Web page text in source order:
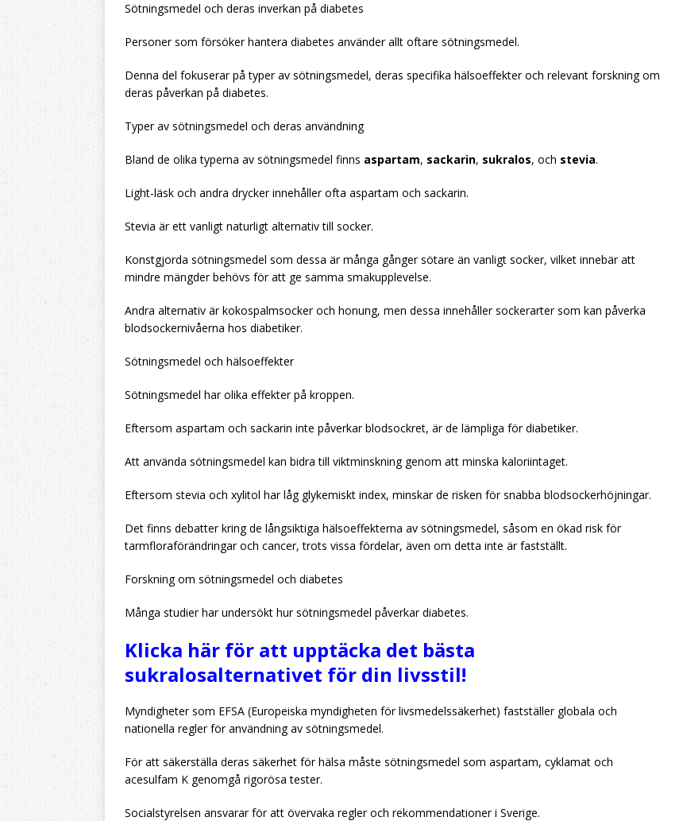
Sötningsmedel och deras inverkan på diabetes
Personer som försöker hantera diabetes använder allt oftare sötningsmedel.
Denna del fokuserar på typer av sötningsmedel, deras specifika hälsoeffekter och relevant forskning om
deras påverkan på diabetes.
Typer av sötningsmedel och deras användning
Bland de olika typerna av sötningsmedel finns aspartam, sackarin, sukralos, och stevia.
Light-läsk och andra drycker innehåller ofta aspartam och sackarin.
Stevia är ett vanligt naturligt alternativ till socker.
Konstgjorda sötningsmedel som dessa är många gånger sötare än vanligt socker, vilket innebär att
mindre mängder behövs för att ge samma smakupplevelse.
Andra alternativ är kokospalmsocker och honung, men dessa innehåller sockerarter som kan påverka
blodsockernivåerna hos diabetiker.
Sötningsmedel och hälsoeffekter
Sötningsmedel har olika effekter på kroppen.
Eftersom aspartam och sackarin inte påverkar blodsockret, är de lämpliga för diabetiker.
Att använda sötningsmedel kan bidra till viktminskning genom att minska kaloriintaget.
Eftersom stevia och xylitol har låg glykemiskt index, minskar de risken för snabba blodsockerhöjningar.
Det finns debatter kring de långsiktiga hälsoeffekterna av sötningsmedel, såsom en ökad risk för
tarmfloraförändringar och cancer, trots vissa fördelar, även om detta inte är fastställt.
Forskning om sötningsmedel och diabetes
Många studier har undersökt hur sötningsmedel påverkar diabetes.
Klicka här för att upptäcka det bästa
sukralosalternativet för din livsstil!
Myndigheter som EFSA (Europeiska myndigheten för livsmedelssäkerhet) fastställer globala och
nationella regler för användning av sötningsmedel.
För att säkerställa deras säkerhet för hälsa måste sötningsmedel som aspartam, cyklamat och
acesulfam K genomgå rigorösa tester.
Socialstyrelsen ansvarar för att övervaka regler och rekommendationer i Sverige.